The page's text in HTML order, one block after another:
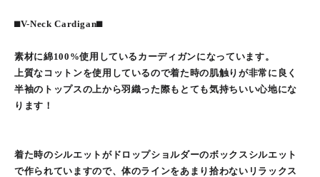
⬛︎V-Neck Cardigan⬛︎
素材に綿100%使用しているカーディガンになっています。
上質なコットンを使用しているので着た時の肌触りが非常に良く
半袖のトップスの上から羽織った際もとても気持ちいい心地にな
ります！
着た時のシルエットがドロップショルダーのボックスシルエット
で作られていますので、体のラインをあまり拾わないリラックス